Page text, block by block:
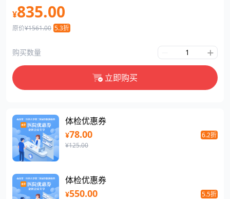
¥835.00
原价¥1561.00 5.3折
购买数量
立即购买
体检优惠券
¥78.00
6.2折
¥125.00
体检优惠券
¥550.00
5.5折